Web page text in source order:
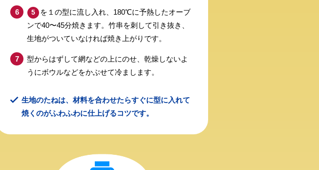
5
を１の型に流し入れ、180℃に予熱したオーブ
ンで40〜45分焼きます。竹串を刺して引き抜き、
生地がついていなければ焼き上がりです。
型からはずして網などの上にのせ、乾燥しないよ
うにボウルなどをかぶせて冷まします。
生地のたねは、材料を合わせたらすぐに型に入れて
焼くのがふわふわに仕上げるコツです。